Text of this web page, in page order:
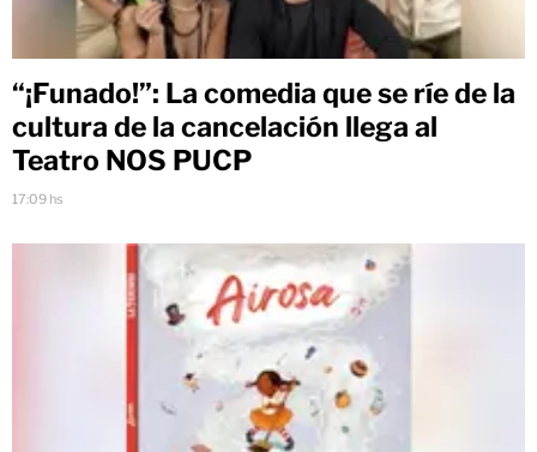
“¡Funado!”: La comedia que se ríe de la
cultura de la cancelación llega al
Teatro NOS PUCP
17:09 hs